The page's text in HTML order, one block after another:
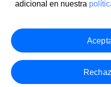
adicional en nuestra